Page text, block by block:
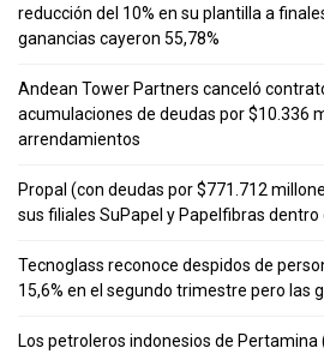
reducción del 10% en su plantilla a
ganancias cayeron 55,78%
Andean Tower Partners canceló
acumulaciones de deudas por $10.336
arrendamientos
Propal (con deudas por $771.712
sus filiales SuPapel y Papelfibras
Tecnoglass reconoce despidos de
15,6% en el segundo trimestre pero las
Los petroleros indonesios de